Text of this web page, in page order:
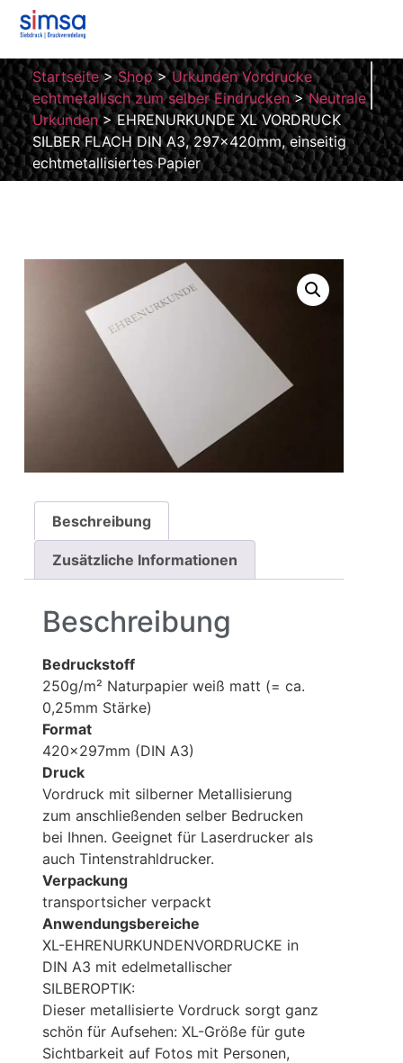
Startseite>Shop>Urkunden Vordrucke
echtmetallisch zum selber Eindrucken>Neutrale
Urkunden>EHRENURKUNDE XL VORDRUCK
SILBER FLACH DIN A3, 297x420mm, einseitig
echtmetallisiertes Papier
Beschreibung
Zusätzliche Informationen
Beschreibung
Bedruckstoff
250g/m² Naturpapier weiß matt (= ca.
0,25mm Stärke)
Format
420x297mm (DIN A3)
Druck
Vordruck mit silberner Metallisierung
zum anschließenden selber Bedrucken
bei Ihnen. Geeignet für Laserdrucker als
auch Tintenstrahldrucker.
Verpackung
transportsicher verpackt
Anwendungsbereiche
XL-EHRENURKUNDENVORDRUCKE in
DIN A3 mit edelmetallischer
SILBEROPTIK:
Dieser metallisierte Vordruck sorgt ganz
schön für Aufsehen: XL-Größe für gute
Sichtbarkeit auf Fotos mit Personen,